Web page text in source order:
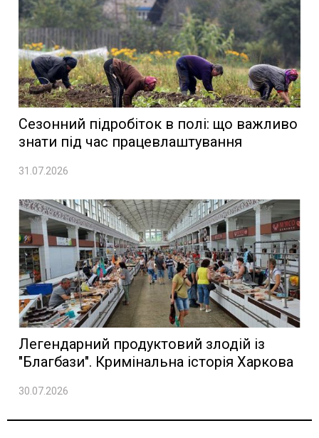
Сезонний підробіток в полі: що важливо
знати під час працевлаштування
31.07.2026
Легендарний продуктовий злодій із
"Благбази". Кримінальна історія Харкова
30.07.2026